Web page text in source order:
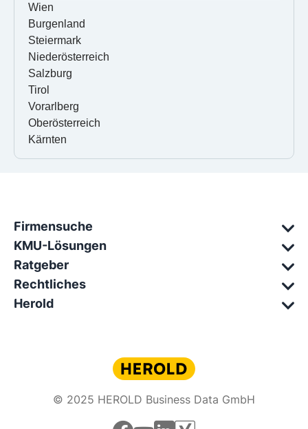
Wien
Burgenland
Steiermark
Niederösterreich
Salzburg
Tirol
Vorarlberg
Oberösterreich
Kärnten
Firmensuche
KMU-Lösungen
Ratgeber
Rechtliches
Herold
© 2025 HEROLD Business Data GmbH